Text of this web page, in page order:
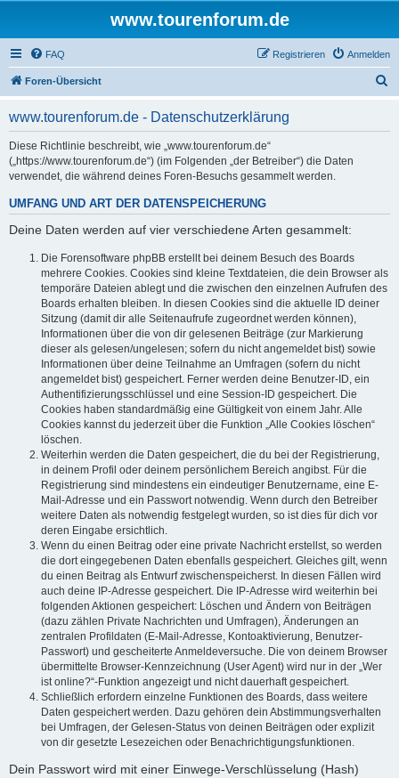
www.tourenforum.de
FAQ Anmelden
Registrieren
Foren-Übersicht
www.tourenforum.de - Datenschutzerklärung
Diese Richtlinie beschreibt, wie „www.tourenforum.de“
(„https://www.tourenforum.de“) (im Folgenden „der Betreiber“) die Daten
verwendet, die während deines Foren-Besuchs gesammelt werden.
UMFANG UND ART DER DATENSPEICHERUNG
Deine Daten werden auf vier verschiedene Arten gesammelt:
Die Forensoftware phpBB erstellt bei deinem Besuch des Boards
mehrere Cookies. Cookies sind kleine Textdateien, die dein Browser als
temporäre Dateien ablegt und die zwischen den einzelnen Aufrufen des
Boards erhalten bleiben. In diesen Cookies sind die aktuelle ID deiner
Sitzung (damit dir alle Seitenaufrufe zugeordnet werden können),
Informationen über die von dir gelesenen Beiträge (zur Markierung
dieser als gelesen/ungelesen; sofern du nicht angemeldet bist) sowie
Informationen über deine Teilnahme an Umfragen (sofern du nicht
angemeldet bist) gespeichert. Ferner werden deine Benutzer-ID, ein
Authentifizierungsschlüssel und eine Session-ID gespeichert. Die
Cookies haben standardmäßig eine Gültigkeit von einem Jahr. Alle
Cookies kannst du jederzeit über die Funktion „Alle Cookies löschen“
löschen.
Weiterhin werden die Daten gespeichert, die du bei der Registrierung,
in deinem Profil oder deinem persönlichem Bereich angibst. Für die
Registrierung sind mindestens ein eindeutiger Benutzername, eine E-
Mail-Adresse und ein Passwort notwendig. Wenn durch den Betreiber
weitere Daten als notwendig festgelegt wurden, so ist dies für dich vor
deren Eingabe ersichtlich.
Wenn du einen Beitrag oder eine private Nachricht erstellst, so werden
die dort eingegebenen Daten ebenfalls gespeichert. Gleiches gilt, wenn
du einen Beitrag als Entwurf zwischenspeicherst. In diesen Fällen wird
auch deine IP-Adresse gespeichert. Die IP-Adresse wird weiterhin bei
folgenden Aktionen gespeichert: Löschen und Ändern von Beiträgen
(dazu zählen Private Nachrichten und Umfragen), Änderungen an
zentralen Profildaten (E-Mail-Adresse, Kontoaktivierung, Benutzer-
Passwort) und gescheiterte Anmeldeversuche. Die von deinem Browser
übermittelte Browser-Kennzeichnung (User Agent) wird nur in der „Wer
ist online?“-Funktion angezeigt und nicht dauerhaft gespeichert.
Schließlich erfordern einzelne Funktionen des Boards, dass weitere
Daten gespeichert werden. Dazu gehören dein Abstimmungsverhalten
bei Umfragen, der Gelesen-Status von deinen Beiträgen oder explizit
von dir gesetzte Lesezeichen oder Benachrichtigungsfunktionen.
Dein Passwort wird mit einer Einwege-Verschlüsselung (Hash)